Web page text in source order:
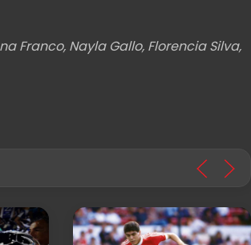
Franco, Nayla Gallo, Florencia Silva,